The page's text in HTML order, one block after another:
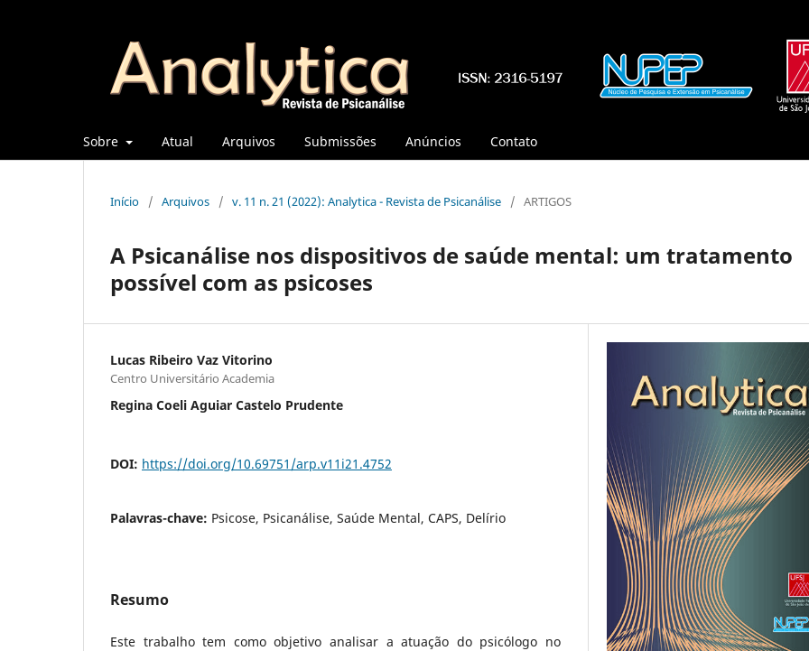
Sobre Atual Arquivos Submissões Anúncios Contato
Início / Arquivos / v. 11 n. 21 (2022): Analytica - Revista de Psicanálise / ARTIGOS
A Psicanálise nos dispositivos de saúde mental: um tratamento
possível com as psicoses
Lucas Ribeiro Vaz Vitorino
Centro Universitário Academia
Regina Coeli Aguiar Castelo Prudente
DOI: https://doi.org/10.69751/arp.v11i21.4752
Palavras-chave: Psicose, Psicanálise, Saúde Mental, CAPS, Delírio
Resumo
Este trabalho tem como objetivo analisar a atuação do psicólogo no